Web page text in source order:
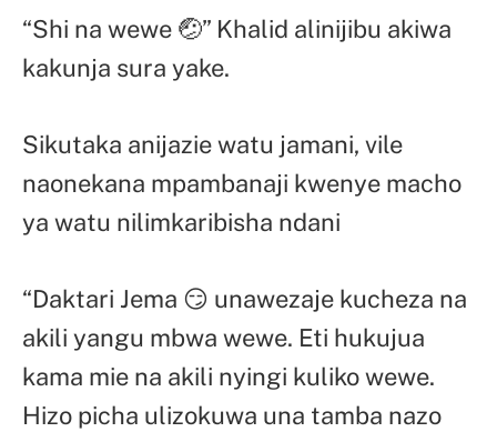
“Shi na wewe 🤕” Khalid alinijibu akiwa
kakunja sura yake.
Sikutaka anijazie watu jamani, vile
naonekana mpambanaji kwenye macho
ya watu nilimkaribisha ndani
“Daktari Jema 😏 unawezaje kucheza na
akili yangu mbwa wewe. Eti hukujua
kama mie na akili nyingi kuliko wewe.
Hizo picha ulizokuwa una tamba nazo